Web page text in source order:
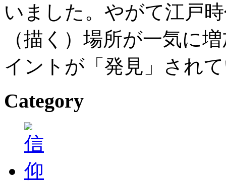
いました。やがて江戸
（描く）場所が一気に
イントが「発見」され
Category